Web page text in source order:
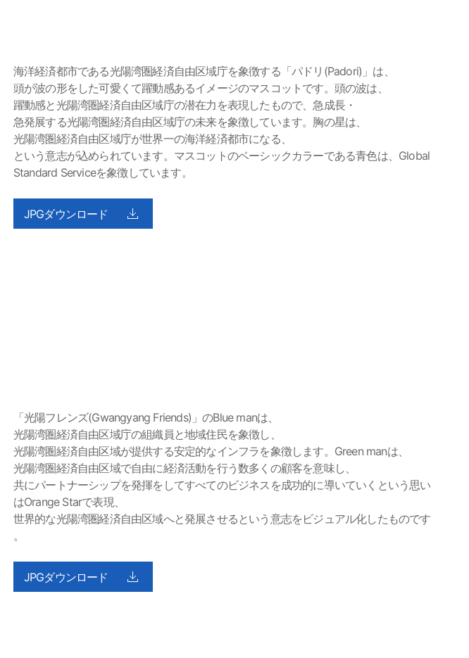
海洋経済都市である光陽湾圏経済自由区域庁を象徴する「パドリ(Padori)」は、
頭が波の形をした可愛くて躍動感あるイメージのマスコットです。頭の波は、
躍動感と光陽湾圏経済自由区域庁の潜在力を表現したもので、急成長・
急発展する光陽湾圏経済自由区域庁の未来を象徴しています。胸の星は、
光陽湾圏経済自由区域庁が世界一の海洋経済都市になる、
という意志が込められています。マスコットのベーシックカラーである青色は、Global
Standard Serviceを象徴しています。
JPGダウンロード
「光陽フレンズ(Gwangyang Friends)」のBlue manは、
光陽湾圏経済自由区域庁の組織員と地域住民を象徴し、
光陽湾圏経済自由区域が提供する安定的なインフラを象徴します。Green manは、
光陽湾圏経済自由区域で自由に経済活動を行う数多くの顧客を意味し、
共にパートナーシップを発揮をしてすべてのビジネスを成功的に導いていくという思い
はOrange Starで表現、
世界的な光陽湾圏経済自由区域へと発展させるという意志をビジュアル化したものです
。
JPGダウンロード